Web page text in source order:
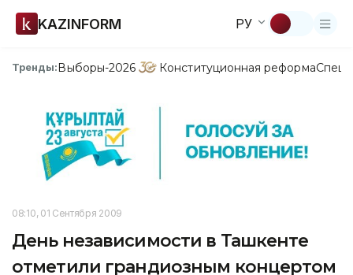
KAZINFORM РУ
Тренды:Выборы-2026 Конституционная реформа
08:10, 01 Сентября 2009
День независимости в Ташкенте
отметили грандиозным концертом